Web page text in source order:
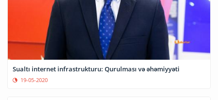
Sualtı internet infrastrukturu: Qurulması və əhəmiyyəti
19-05-2020